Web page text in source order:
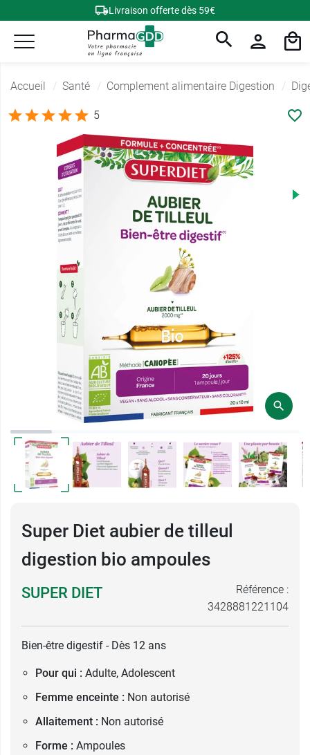
Livraison offerte dès 59€
Accueil Santé Complement alimentaire Digestion
5
Super Diet aubier de tilleul
digestion bio ampoules
SUPER DIET
Référence :
3428881221104
Bien-être digestif - Dès 12 ans
Pour qui : Adulte, Adolescent
Femme enceinte : Non autorisé
Allaitement : Non autorisé
Forme : Ampoules